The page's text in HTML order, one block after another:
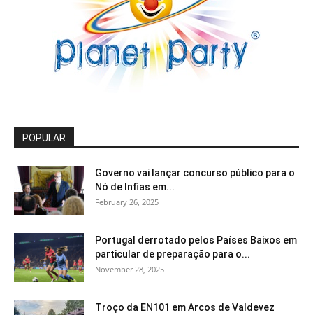
POPULAR
Governo vai lançar concurso público para o
Nó de Infias em...
February 26, 2025
Portugal derrotado pelos Países Baixos em
particular de preparação para o...
November 28, 2025
Troço da EN101 em Arcos de Valdevez